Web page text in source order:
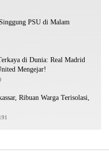
PSU di Malam
di Dunia: Real Madrid
Mengejar!
Ribuan Warga Terisolasi,